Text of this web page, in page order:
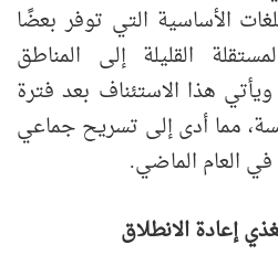
الأساسية التي توفر بعضًا
القليلة إلى المناطق
هذا الاستئناف بعد فترة
مما أدى إلى تسريح جماعي
العام الماضي.
إعادة الانطلاق